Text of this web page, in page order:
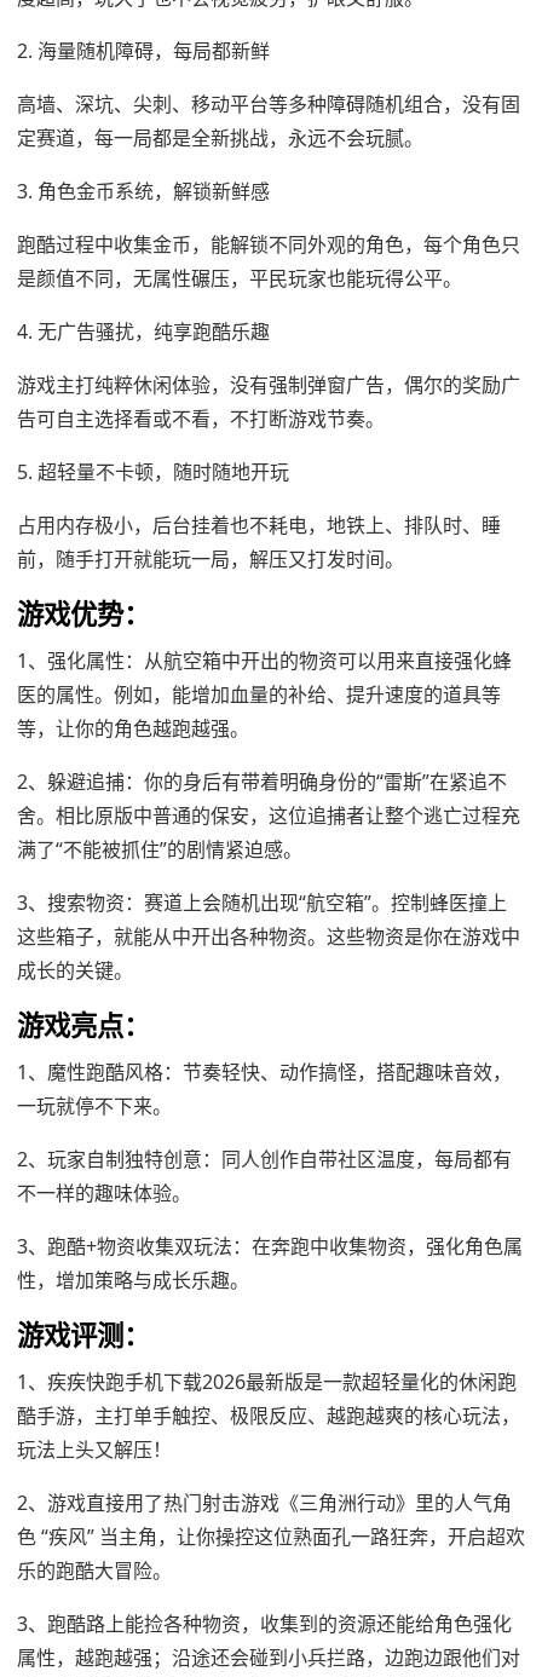
2. 海量随机障碍，每局都新鲜
高墙、深坑、尖刺、移动平台等多种障碍随机组合，没有固
定赛道，每一局都是全新挑战，永远不会玩腻。
3. 角色金币系统，解锁新鲜感
跑酷过程中收集金币，能解锁不同外观的角色，每个角色只
是颜值不同，无属性碾压，平民玩家也能玩得公平。
4. 无广告骚扰，纯享跑酷乐趣
游戏主打纯粹休闲体验，没有强制弹窗广告，偶尔的奖励广
告可自主选择看或不看，不打断游戏节奏。
5. 超轻量不卡顿，随时随地开玩
占用内存极小，后台挂着也不耗电，地铁上、排队时、睡
前，随手打开就能玩一局，解压又打发时间。
游戏优势：
1、强化属性：从航空箱中开出的物资可以用来直接强化蜂
医的属性。例如，能增加血量的补给、提升速度的道具等
等，让你的角色越跑越强。
2、躲避追捕：你的身后有带着明确身份的“雷斯”在紧追不
舍。相比原版中普通的保安，这位追捕者让整个逃亡过程充
满了“不能被抓住”的剧情紧迫感。
3、搜索物资：赛道上会随机出现“航空箱”。控制蜂医撞上
这些箱子，就能从中开出各种物资。这些物资是你在游戏中
成长的关键。
游戏亮点：
1、魔性跑酷风格：节奏轻快、动作搞怪，搭配趣味音效，
一玩就停不下来。
2、玩家自制独特创意：同人创作自带社区温度，每局都有
不一样的趣味体验。
3、跑酷+物资收集双玩法：在奔跑中收集物资，强化角色属
性，增加策略与成长乐趣。
游戏评测：
1、疾疾快跑手机下载2026最新版是一款超轻量化的休闲跑
酷手游，主打单手触控、极限反应、越跑越爽的核心玩法，
玩法上头又解压！
2、游戏直接用了热门射击游戏《三角洲行动》里的人气角
色 “疾风” 当主角，让你操控这位熟面孔一路狂奔，开启超欢
乐的跑酷大冒险。
3、跑酷路上能捡各种物资，收集到的资源还能给角色强化
属性，越跑越强；沿途还会碰到小兵拦路，边跑边跟他们对